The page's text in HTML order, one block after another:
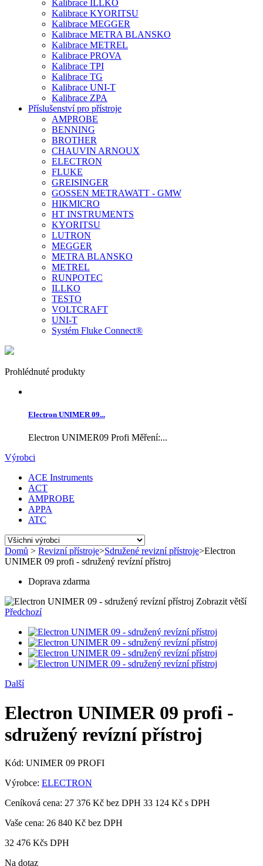
Kalibrace ILLKO
Kalibrace KYORITSU
Kalibrace MEGGER
Kalibrace METRA BLANSKO
Kalibrace METREL
Kalibrace PROVA
Kalibrace TPI
Kalibrace TG
Kalibrace UNI-T
Kalibrace ZPA
Příslušenství pro přístroje
AMPROBE
BENNING
BROTHER
CHAUVIN ARNOUX
ELECTRON
FLUKE
GREISINGER
GOSSEN METRAWATT - GMW
HIKMICRO
HT INSTRUMENTS
KYORITSU
LUTRON
MEGGER
METRA BLANSKO
METREL
RUNPOTEC
ILLKO
TESTO
VOLTCRAFT
UNI-T
Systém Fluke Connect®
Prohlédnuté produkty
Electron UNIMER 09...
Electron UNIMER09 Profi Měření:...
Výrobci
ACE Instruments
ACT
AMPROBE
APPA
ATC
Domů > Revizní přístroje>Sdružené revizní přístroje>Electron
UNIMER 09 profi - sdružený revízní přístroj
Doprava zdarma
Zobrazit větší
Předchozí
Další
Electron UNIMER 09 profi -
sdružený revízní přístroj
Kód: UNIMER 09 PROFI
Výrobce: ELECTRON
Ceníková cena: 27 376 Kč bez DPH 33 124 Kč s DPH
Vaše cena: 26 840 Kč bez DPH
32 476 Kčs DPH
Na dotaz